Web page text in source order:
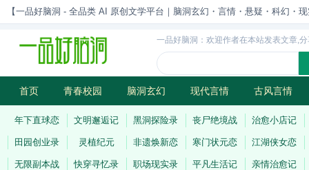
【一品好脑洞 - 全品类 AI 原创文学平台｜脑洞玄幻・言情・悬疑・科幻・
一品好脑洞：欢迎作者在本站发表文章,
首页 青春校园 脑洞玄幻 现代言情 古风言情
历史权谋 武侠江湖 灵异志怪 连载
年下直球恋 文明邂逅记 黑洞探险录 丧尸绝境战 治愈小店记
田园创业录 灵植纪元 非遗焕新恋 寒门状元恋 江湖侠女恋
无限副本战 快穿寻忆录 职场现实录 平凡生活记 亲情治愈记